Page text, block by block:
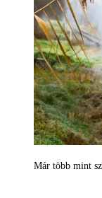
Már több mint